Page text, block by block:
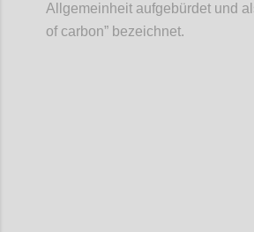
Allgemeinheit aufgebürdet und
of carbon” bezeichnet.